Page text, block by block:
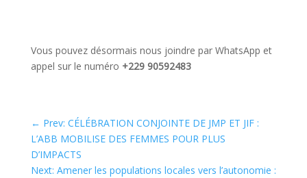
Vous pouvez désormais nous joindre par WhatsApp et
appel sur le numéro +229 90592483
← Prev: CÉLÉBRATION CONJOINTE DE JMP ET JIF :
L’ABB MOBILISE DES FEMMES POUR PLUS
D’IMPACTS
Next: Amener les populations locales vers l’autonomie :